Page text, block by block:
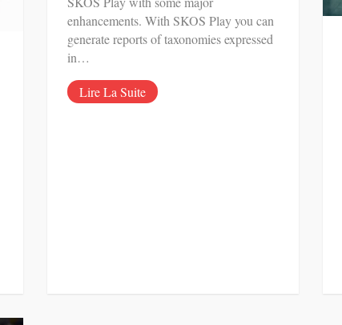
enhancements. With SKOS Play you can
generate reports of taxonomies expressed
in…
Lire La Suite